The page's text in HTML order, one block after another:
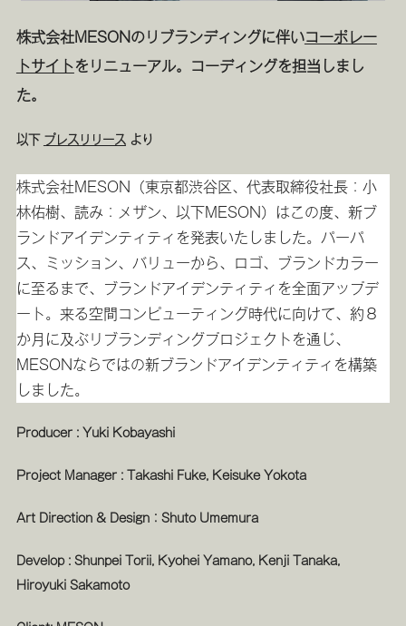
株式会社MESONのリブランディングに伴いコーポレー
トサイトをリニューアル。コーディングを担当しまし
た。
以下 プレスリリース より
株式会社MESON（東京都渋谷区、代表取締役社長：小
林佑樹、読み：メザン、以下MESON）はこの度、新ブ
ランドアイデンティティを発表いたしました。パーパ
ス、ミッション、バリューから、ロゴ、ブランドカラー
に至るまで、ブランドアイデンティティを全面アップデ
ート。来る空間コンピューティング時代に向けて、約８
か月に及ぶリブランディングプロジェクトを通じ、
MESONならではの新ブランドアイデンティティを構築
しました。
Producer : Yuki Kobayashi
Project Manager : Takashi Fuke, Keisuke Yokota
Art Direction & Design：Shuto Umemura
Develop : Shunpei Torii, Kyohei Yamano, Kenji Tanaka,
Hiroyuki Sakamoto